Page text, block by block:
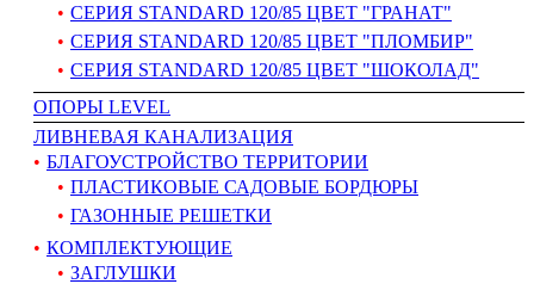
СЕРИЯ STANDARD 120/85 ЦВЕТ "ГРАНАТ"
СЕРИЯ STANDARD 120/85 ЦВЕТ "ПЛОМБИР"
СЕРИЯ STANDARD 120/85 ЦВЕТ "ШОКОЛАД"
ОПОРЫ LEVEL
ЛИВНЕВАЯ КАНАЛИЗАЦИЯ
БЛАГОУСТРОЙСТВО ТЕРРИТОРИИ
ПЛАСТИКОВЫЕ САДОВЫЕ БОРДЮРЫ
ГАЗОННЫЕ РЕШЕТКИ
КОМПЛЕКТУЮЩИЕ
ЗАГЛУШКИ